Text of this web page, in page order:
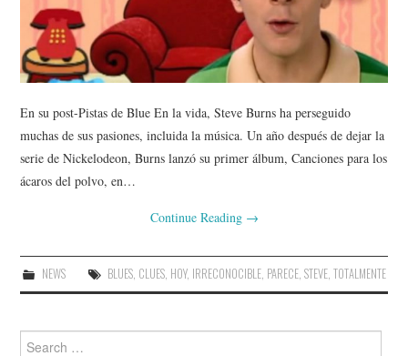
En su post-Pistas de Blue En la vida, Steve Burns ha perseguido
muchas de sus pasiones, incluida la música. Un año después de dejar la
serie de Nickelodeon, Burns lanzó su primer álbum, Canciones para los
ácaros del polvo, en…
Continue Reading →
NEWS BLUES, CLUES, HOY, IRRECONOCIBLE, PARECE, STEVE, TOTALMENTE
Search